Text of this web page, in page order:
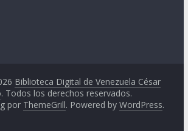
Biblioteca Digital de Venezuela César
. Todos los derechos reservados.
por ThemeGrill. Powered byWordPress.